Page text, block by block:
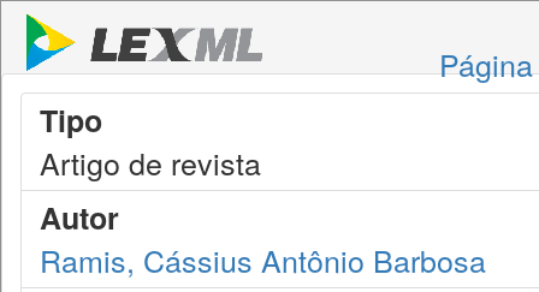
Tipo
Artigo de revista
Autor
Ramis, Cássius Antônio Barbosa